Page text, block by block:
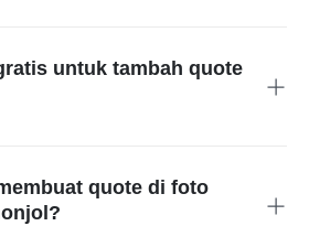
untuk tambah quote
quote di foto